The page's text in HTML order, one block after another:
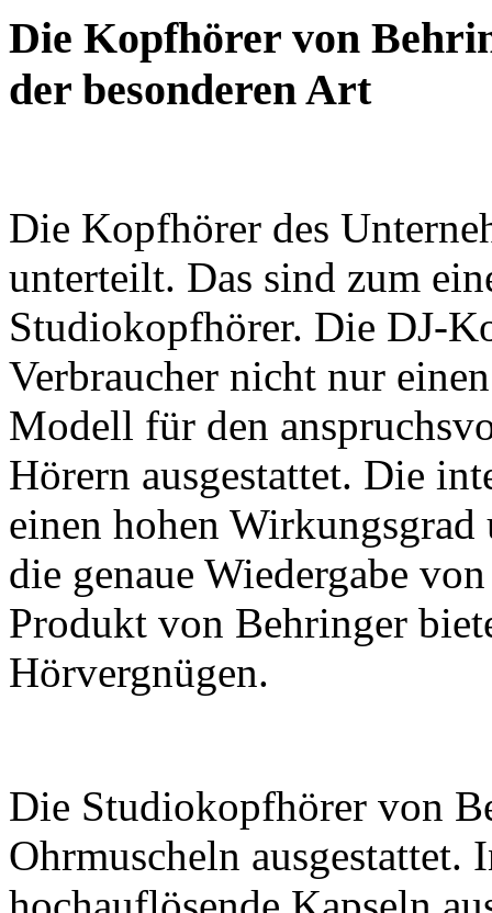
Die Kopfhörer von
der besonderen Art
Die Kopfhörer des
unterteilt. Das sind zum
Studiokopfhörer. Die DJ-
Verbraucher nicht nur
Modell für den
Hörern ausgestattet. Die
einen hohen
die genaue Wiedergabe
Produkt von Behringer
Hörvergnügen.
Die Studiokopfhörer von
Ohrmuscheln ausgestattet.